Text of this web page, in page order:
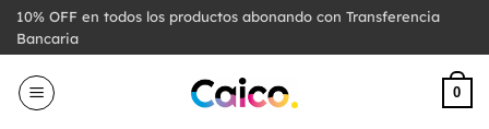
Saltar
10% OFF en todos los productos abonando con Transferencia
Bancaria
0